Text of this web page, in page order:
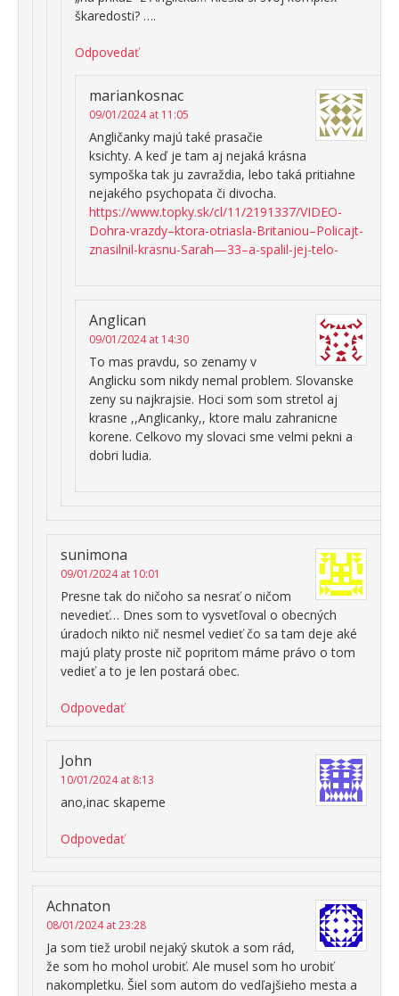
škaredosti? ….
Odpovedať
mariankosnac
09/01/2024 at 11:05
Angličanky majú také prasačie
ksichty. A keď je tam aj nejaká krásna
sympoška tak ju zavraždia, lebo taká pritiahne
nejakého psychopata či divocha.
https://www.topky.sk/cl/11/2191337/VIDEO-
Dohra-vrazdy–ktora-otriasla-Britaniou–Policajt-
znasilnil-krasnu-Sarah—33–a-spalil-jej-telo-
Anglican
09/01/2024 at 14:30
To mas pravdu, so zenamy v
Anglicku som nikdy nemal problem. Slovanske
zeny su najkrajsie. Hoci som som stretol aj
krasne ,,Anglicanky,, ktore malu zahranicne
korene. Celkovo my slovaci sme velmi pekni a
dobri ludia.
sunimona
09/01/2024 at 10:01
Presne tak do ničoho sa nesrať o ničom
nevedieť… Dnes som to vysvetľoval o obecných
úradoch nikto nič nesmel vedieť čo sa tam deje aké
majú platy proste nič popritom máme právo o tom
vedieť a to je len postará obec.
Odpovedať
John
10/01/2024 at 8:13
ano,inac skapeme
Odpovedať
Achnaton
08/01/2024 at 23:28
Ja som tiež urobil nejaký skutok a som rád,
že som ho mohol urobiť. Ale musel som ho urobiť
nakompletku. Šiel som autom do vedľajšieho mesta a